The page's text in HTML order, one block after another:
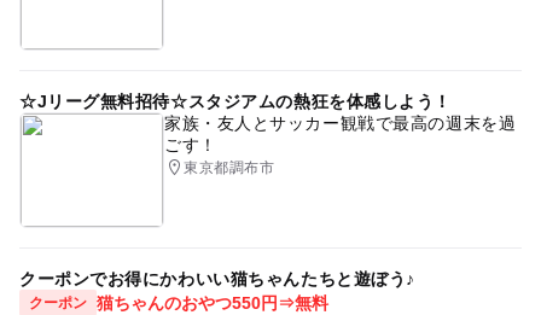
☆Jリーグ無料招待☆スタジアムの熱狂を体感しよう！
家族・友人とサッカー観戦で最高の週末を過
ごす！
東京都調布市
クーポンでお得にかわいい猫ちゃんたちと遊ぼう♪
クーポン 猫ちゃんのおやつ550円⇒無料